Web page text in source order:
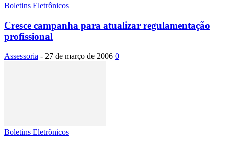
Boletins Eletrônicos
Cresce campanha para atualizar regulamentação
profissional
Assessoria - 27 de março de 2006 0
Boletins Eletrônicos